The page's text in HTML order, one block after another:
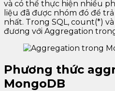
và có thể thực hiện nhiều
liệu đã được nhóm đó để
nhất. Trong SQL, count(*)
đương với Aggregation
Phương thức
MongoDB